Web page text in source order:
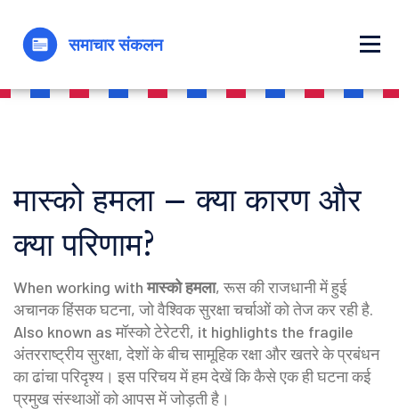
मास्को हमला – क्या कारण और
क्या परिणाम?
When working withमास्को हमला,रूस की राजधानी में हुई
अचानक हिंसक घटना, जो वैश्विक सुरक्षा चर्चाओं को तेज कर रही है.
Also known asमॉस्को टेरेटरी, it highlights the fragile
अंतरराष्ट्रीय सुरक्षा,देशों के बीच सामूहिक रक्षा और खतरे के प्रबंधन
का ढांचापरिदृश्य। इस परिचय में हम देखें कि कैसे एक ही घटना कई
प्रमुख संस्थाओं को आपस में जोड़ती है।